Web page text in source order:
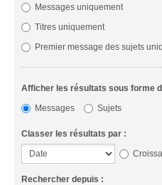
Messages uniquement
Titres uniquement
Premier message des sujets
Afficher les résultats sous forme
Messages
Sujets
Classer les résultats par :
Rechercher depuis :